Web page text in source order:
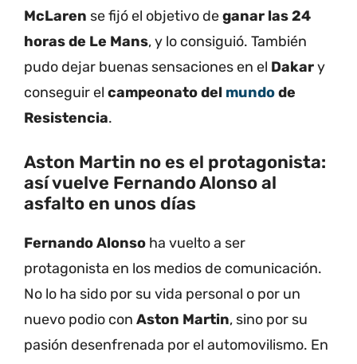
McLaren se fijó el objetivo deganar las 24
horas de Le Mans, y lo consiguió. También
pudo dejar buenas sensaciones en el Dakary
conseguir el campeonato del mundode
Resistencia.
Aston Martin no es el protagonista:
así vuelve Fernando Alonso al
asfalto en unos días
Fernando Alonso ha vuelto a ser
protagonista en los medios de comunicación.
No lo ha sido por su vida personal o por un
nuevo podio con Aston Martin, sino por su
pasión desenfrenada por el automovilismo. En